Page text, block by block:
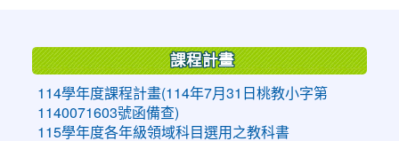
課程計畫
114學年度課程計畫(114年7月31日桃教小字第
1140071603號函備查)
115學年度各年級領域科目選用之教科書